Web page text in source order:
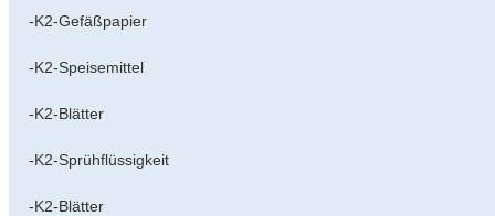
-K2-Gefäßpapier
-K2-Speisemittel
-K2-Blätter
-K2-Sprühflüssigkeit
-K2-Blätter